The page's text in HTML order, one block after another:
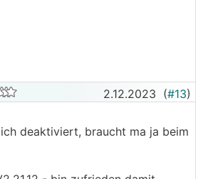
gerne jetzt im tiefsten Winter
bei raus
2.12.2023 (#13)
deaktiviert, braucht ma ja beim